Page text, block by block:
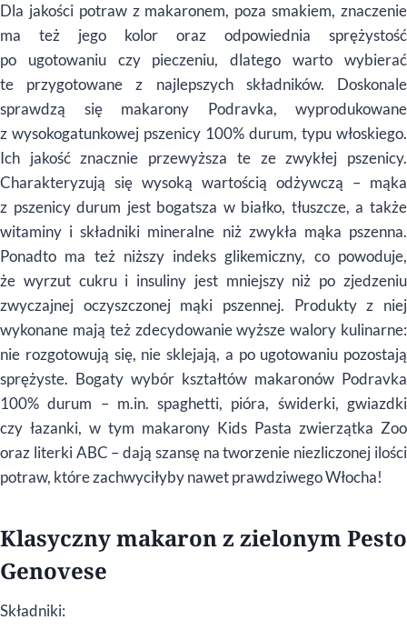
Dla jakości potraw z makaronem, poza smakiem, znaczenie
ma też jego kolor oraz odpowiednia sprężystość
po ugotowaniu czy pieczeniu, dlatego warto wybierać
te przygotowane z najlepszych składników. Doskonale
sprawdzą się makarony Podravka, wyprodukowane
z wysokogatunkowej pszenicy 100% durum, typu włoskiego.
Ich jakość znacznie przewyższa te ze zwykłej pszenicy.
Charakteryzują się wysoką wartością odżywczą – mąka
z pszenicy durum jest bogatsza w białko, tłuszcze, a także
witaminy i składniki mineralne niż zwykła mąka pszenna.
Ponadto ma też niższy indeks glikemiczny, co powoduje,
że wyrzut cukru i insuliny jest mniejszy niż po zjedzeniu
zwyczajnej oczyszczonej mąki pszennej. Produkty z niej
wykonane mają też zdecydowanie wyższe walory kulinarne:
nie rozgotowują się, nie sklejają, a po ugotowaniu pozostają
sprężyste. Bogaty wybór kształtów makaronów Podravka
100% durum – m.in. spaghetti, pióra, świderki, gwiazdki
czy łazanki, w tym makarony Kids Pasta zwierzątka Zoo
oraz literki ABC – dają szansę na tworzenie niezliczonej ilości
potraw, które zachwyciłyby nawet prawdziwego Włocha!
Klasyczny makaron z zielonym Pesto
Genovese
Składniki: